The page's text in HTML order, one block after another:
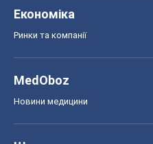
Економіка
Ринки та компанії
MedOboz
Новини медицини